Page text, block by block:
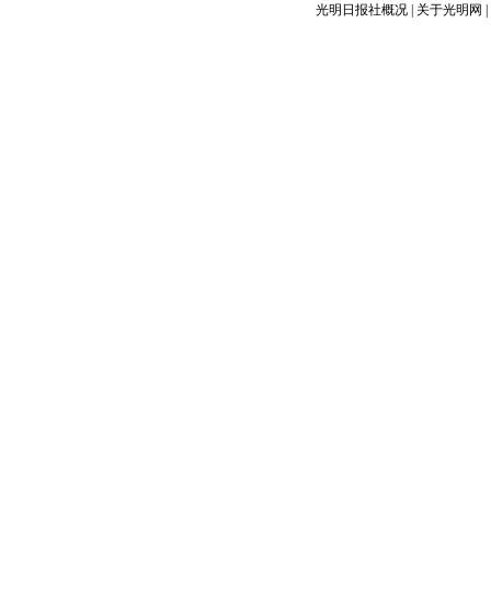
光明日报社概况 关于光明网